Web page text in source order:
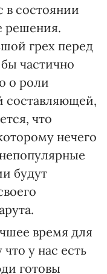
в состоянии
решения.
грех перед
частично
о роли
составляющей,
что
нечего
будут
время для
у нас есть
готовы